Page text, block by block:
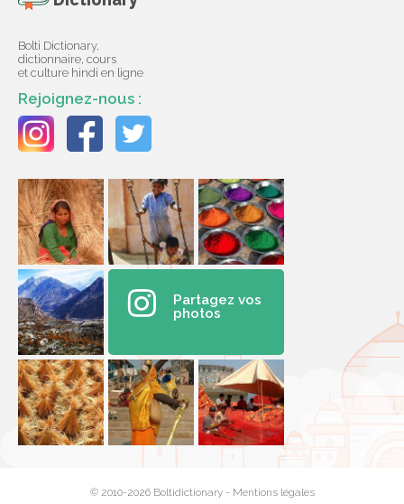
Bolti Dictionary,
dictionnaire, cours
et culture hindi en ligne
Rejoignez-nous :
Partagez vos
photos
© 2010-2026 Boltidictionary - Mentions légales